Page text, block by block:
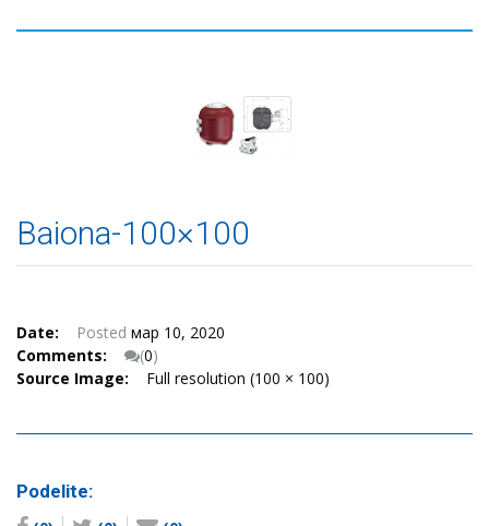
Baiona-100×100
Date: Posted мар 10, 2020
Comments:
(0)
Source Image:
Full resolution (100 × 100)
Podelite: